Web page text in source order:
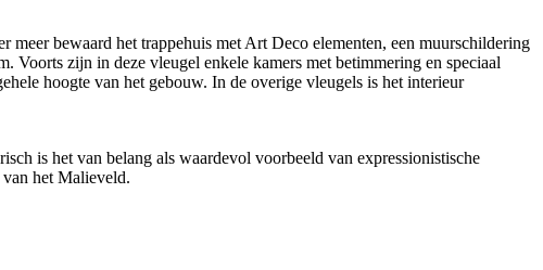
bewaard het trappehuis met Art Deco elementen, een muurschildering
zijn in deze vleugel enkele kamers met betimmering en speciaal
hoogte van het gebouw. In de overige vleugels is het interieur
is het van belang als waardevol voorbeeld van expressionistische
het Malieveld.